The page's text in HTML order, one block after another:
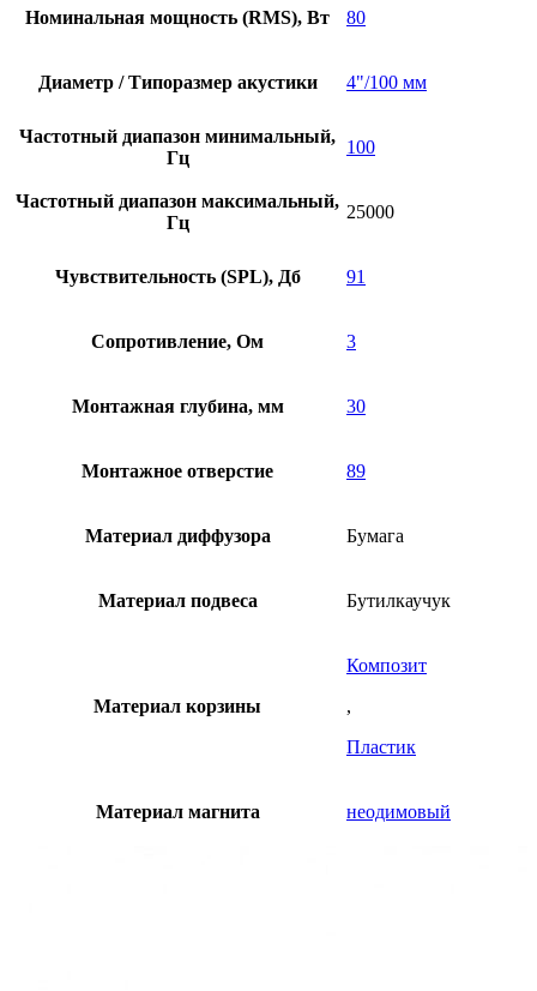
Номинальная мощность (RMS), Вт 80
Диаметр / Типоразмер акустики 4"/100 мм
Частотный диапазон минимальный,
Гц
100
Частотный диапазон максимальный,
Гц
25000
Чувствительность (SPL), Дб 91
Сопротивление, Ом 3
Монтажная глубина, мм 30
Монтажное отверстие 89
Материал диффузора Бумага
Материал подвеса Бутилкаучук
Материал корзины
Композит
,
Пластик
Материал магнита неодимовый